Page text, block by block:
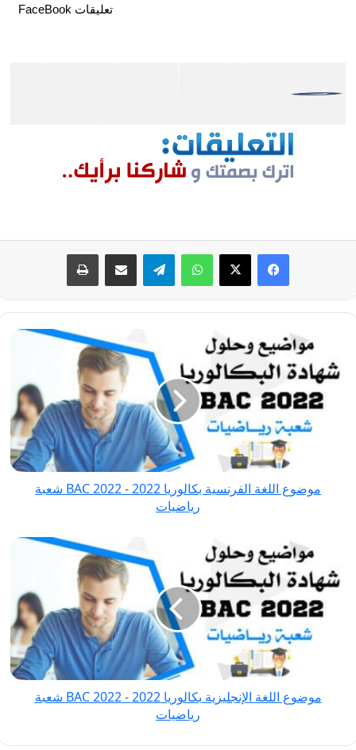
تعليقات FaceBook
فيسبوك
‫X واتسابتيلقراممشاركة عبر البريد طباعة
موضوع
الفرنسية
بكالوريا
2022
2022 شعبة
رياضيات
موضوع اللغة الفرنسية بكالوريا 2022 - BAC 2022 شعبة
رياضيات
موضوع
الإنجليزية
بكالوريا
2022
2022 شعبة
رياضيات
موضوع اللغة الإنجليزية بكالوريا 2022 - BAC 2022 شعبة
رياضيات